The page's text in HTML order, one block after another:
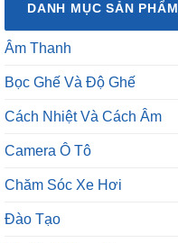
DANH MỤC SẢN PHẨM
Âm Thanh
Bọc Ghế Và Độ Ghế
Cách Nhiệt Và Cách Âm
Camera Ô Tô
Chăm Sóc Xe Hơi
Đào Tạo